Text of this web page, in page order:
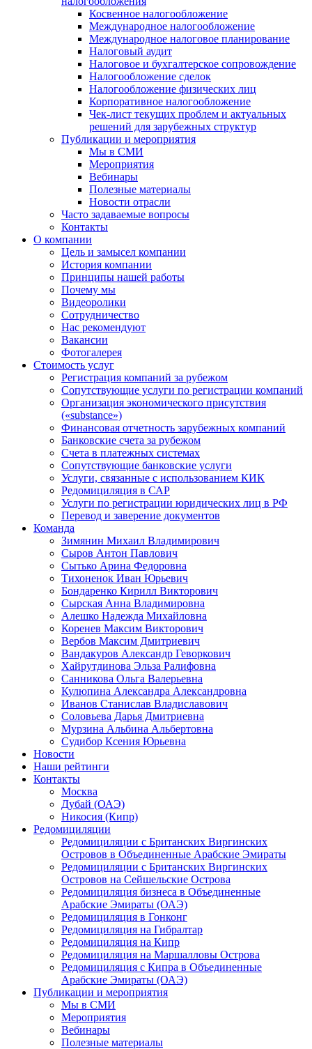
Косвенное налогообложение
Международное налогообложение
Международное налоговое планирование
Налоговый аудит
Налоговое и бухгалтерское сопровождение
Налогообложение сделок
Налогообложение физических лиц
Корпоративное налогообложение
Чек-лист текущих проблем и актуальных
решений для зарубежных структур
Публикации и мероприятия
Мы в СМИ
Мероприятия
Вебинары
Полезные материалы
Новости отрасли
Часто задаваемые вопросы
Контакты
О компании
Цель и замысел компании
История компании
Принципы нашей работы
Почему мы
Видеоролики
Сотрудничество
Нас рекомендуют
Вакансии
Фотогалерея
Стоимость услуг
Регистрация компаний за рубежом
Сопутствующие услуги по регистрации компаний
Организация экономического присутствия
(«substance»)
Финансовая отчетность зарубежных компаний
Банковские счета за рубежом
Счета в платежных системах
Сопутствующие банковские услуги
Услуги, связанные с использованием КИК
Редомициляция в САР
Услуги по регистрации юридических лиц в РФ
Перевод и заверение документов
Команда
Зимянин Михаил Владимирович
Сыров Антон Павлович
Сытько Арина Федоровна
Тихоненок Иван Юрьевич
Бондаренко Кирилл Викторович
Сырская Анна Владимировна
Алешко Надежда Михайловна
Коренев Максим Викторович
Вербов Максим Дмитриевич
Вандакуров Александр Геворкович
Хайрутдинова Эльза Ралифовна
Санникова Ольга Валерьевна
Кулюпина Александра Александровна
Иванов Станислав Владиславович
Соловьева Дарья Дмитриевна
Мурзина Альбина Альбертовна
Судибор Ксения Юрьевна
Новости
Наши рейтинги
Контакты
Москва
Дубай (ОАЭ)
Никосия (Кипр)
Редомициляции
Редомициляции с Британских Виргинских
Островов в Объединенные Арабские Эмираты
Редомициляции с Британских Виргинских
Островов на Сейшельские Острова
Редомициляция бизнеса в Объединенные
Арабские Эмираты (ОАЭ)
Редомициляция в Гонконг
Редомициляция на Гибралтар
Редомициляция на Кипр
Редомициляция на Маршалловы Острова
Редомициляция с Кипра в Объединенные
Арабские Эмираты (ОАЭ)
Публикации и мероприятия
Мы в СМИ
Мероприятия
Вебинары
Полезные материалы